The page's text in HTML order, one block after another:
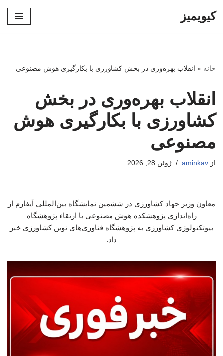
کیویمیز
خانه » انقلاب بهره‌وری در بخش کشاورزی با بکارگیری هوش مصنوعی
انقلاب بهره‌وری در بخش
کشاورزی با بکارگیری هوش
مصنوعی
از aminkav ژوئن 28, 2026
معاون وزیر جهاد کشاورزی در ششمین نمایشگاه بین‌المللی آیفارم از
راه‌اندازی پژوهشکده هوش مصنوعی با ارتقاء پژوهشگاه
بیوتکنولوژی کشاورزی به پژوهشگاه فناوری‌های نوین کشاورزی خبر
داد.